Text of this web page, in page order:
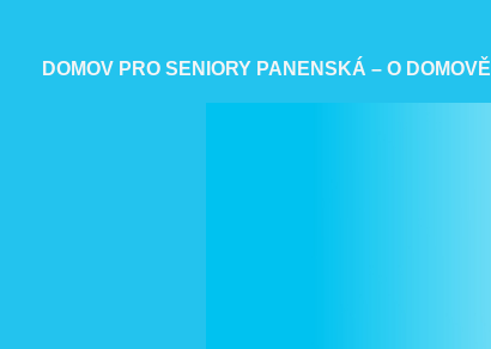
DOMOV PRO SENIORY PANENSKÁ – O DOMOVĚ